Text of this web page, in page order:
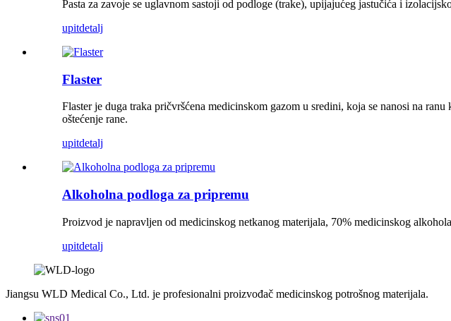
Pasta za zavoje se uglavnom sastoji od podloge (trake), upijajućeg jastučića i
upitdetalj
Flaster
Flaster je duga traka pričvršćena medicinskom gazom u sredini, koja se nanosi na
oštećenje rane.
upitdetalj
Alkoholna podloga za pripremu
Proizvod je napravljen od medicinskog netkanog materijala, 70% medicinskog
upitdetalj
Jiangsu WLD Medical Co., Ltd. je profesionalni proizvođač medicinskog potrošnog materijala.